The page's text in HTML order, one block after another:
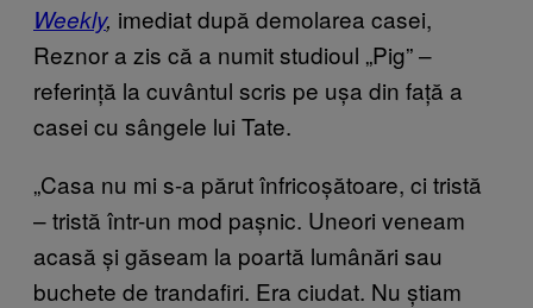
Weekly, imediat după demolarea casei,
Reznor a zis că a numit studioul „Pig” –
referință la cuvântul scris pe ușa din față a
casei cu sângele lui Tate.
„Casa nu mi s-a părut înfricoșătoare, ci tristă
– tristă într-un mod pașnic. Uneori veneam
acasă și găseam la poartă lumânări sau
buchete de trandafiri. Era ciudat. Nu știam